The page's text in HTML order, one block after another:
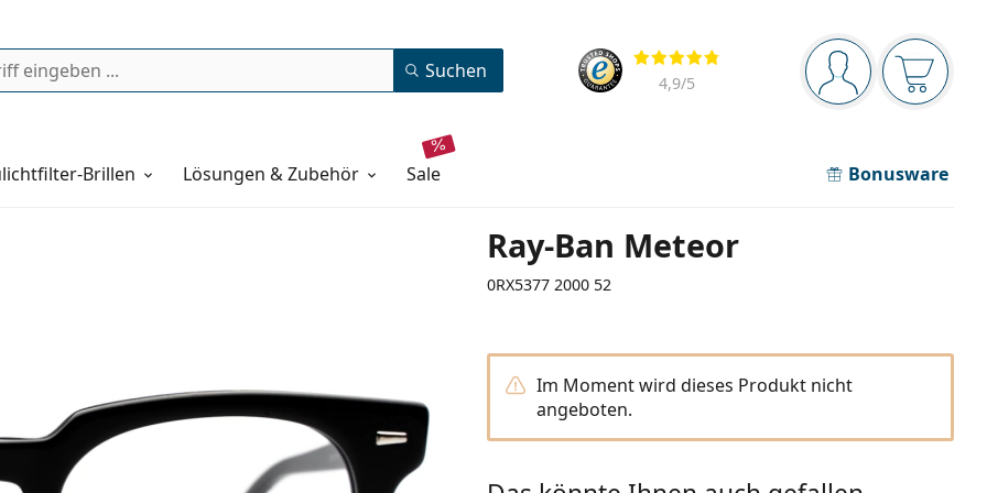
Navigationsleiste
Sie sind Der
Bewertung
4,9/5
Suchen
Brillen Lösungen & Zubehör sale Bonusware
Ray-Ban Meteor
0RX5377 2000 52
Im Moment wird dieses Produkt nicht
angeboten.